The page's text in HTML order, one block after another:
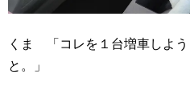
くま 「コレを１台増車しよ
と。」